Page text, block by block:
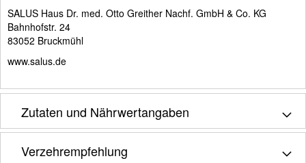
SALUS Haus Dr. med. Otto Greither Nachf. GmbH & Co. KG
Bahnhofstr. 24
83052 Bruckmühl
www.salus.de
Zutaten und Nährwertangaben
Verzehrempfehlung